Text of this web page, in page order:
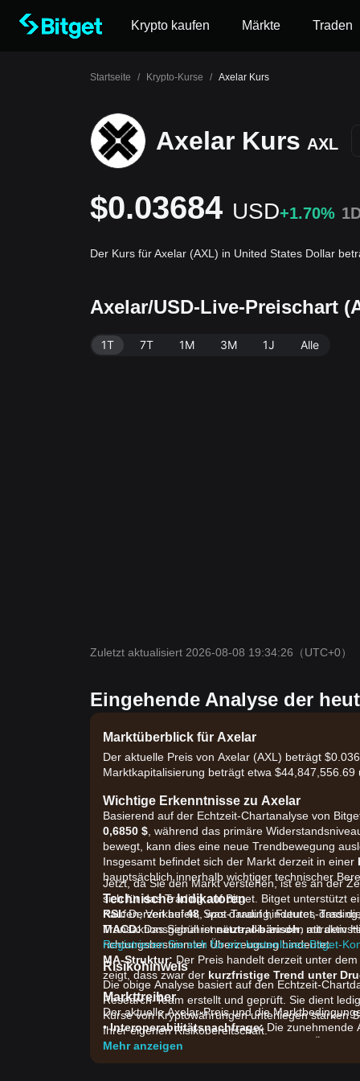
Krypto kaufen Märkte Traden
Startseite / Krypto-Kurse / Axelar Kurs
Axelar Kurs AXL
$0.03684 USD+1.70%
Der Kurs für Axelar (AXL) in United States Dollar
Axelar/USD-Live-Preischart
1T 7T 1M 3M 1J Alle
Zuletzt aktualisiert 2026-08-08 19:34:26 （UTC+0）
Eingehende Analyse der
Marktüberblick für Axelar
Der aktuelle Preis von Axelar (AXL) beträgt
Marktkapitalisierung beträgt etwa
Wichtige Erkenntnisse zu Axelar
Basierend auf der Echtzeit-Chartanalyse von
0,6850 $ , während das primäre
bewegt, kann dies eine neue Trendbewegung
Insgesamt befindet sich der Markt derzeit in einer
hauptsächlich innerhalb wichtiger technischer
Technische Indikatoren
RSI:Derzeit bei48 , was darauf hindeutet, dass
MACD:Das Signal istneutral-bärisch, mit dem
richtungsbestimmter Überzeugung hindeutet.
MA-Struktur: Der Preis handelt derzeit unter
zeigt, dass zwar der kurzfristige Trend unter
Markttreiber
Der aktuelle Axelar-Preis und die
•Interoperabilitätsnachfrage:Die zunehmende
Axelar bei der Verbindung verschiedener
Jetzt, da Sie den Markt verstehen, ist es an der
sich für das Trading auf Bitget. Bitget unterstützt
Kaufen, Verkaufen, Spot-Trading, Futures-
Transaktionsgebührensätze, die zu den
Registrieren Sie sich für ein kostenloses Bitget-
Risikohinweis
Die obige Analyse basiert auf den Echtzeit-
Research-Team erstellt und geprüft. Sie dient
Kurse von Kryptowährungen unterliegen starken
Ihrer eigenen Risikobereitschaft.
Mehr anzeigen